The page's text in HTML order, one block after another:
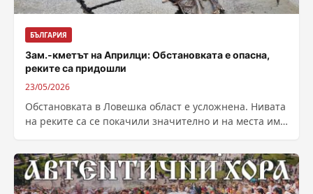
БЪЛГАРИЯ
Зам.-кметът на Априлци: Обстановката е опасна,
реките са придошли
23/05/2026
Обстановката в Ловешка област е усложнена. Нивата
на реките са се покачили значително и на места има